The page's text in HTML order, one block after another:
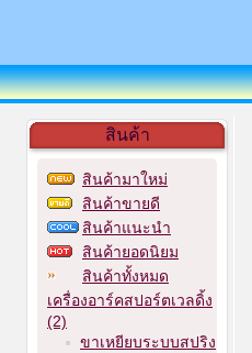
สินค้า
สินค้ามาใหม่
สินค้าขายดี
สินค้าแนะนำ
สินค้ายอดนิยม
สินค้าทั้งหมด
เครื่องอาร์คสปอร์ตเวลดิ้ง
(2)
ขาเหยียบระบบสปริง